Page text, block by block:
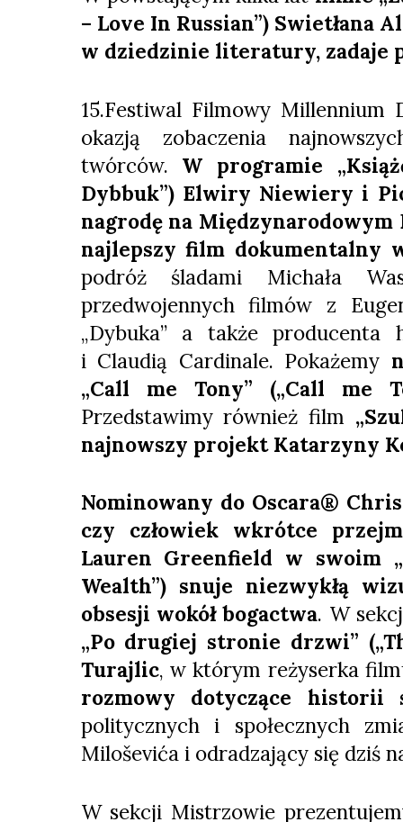
– Love In Russian”) Swietłana
w dziedzinie literatury, zadaje
15.Festiwal Filmowy
okazją zobaczenia
twórców. W programie
Dybbuk”) Elwiry Niewiery i
nagrodę na
najlepszy film dokumentalny
podróż śladami Michała
przedwojennych filmów z
„Dybuka” a także
i Claudią Cardinale. Pokażemy
„Call me Tony” („Call me
Przedstawimy również film
najnowszy projekt Katarzyny
Nominowany do Oscara®
czy człowiek wkrótce
Lauren Greenfield w swoim
Wealth”) snuje niezwykłą
obsesji wokół bogactwa. W
„Po drugiej stronie drzwi”
Turajlic, w którym reżyserka
rozmowy dotyczące
politycznych i społecznych
Miloševića i odradzający się dziś
W sekcji Mistrzowie